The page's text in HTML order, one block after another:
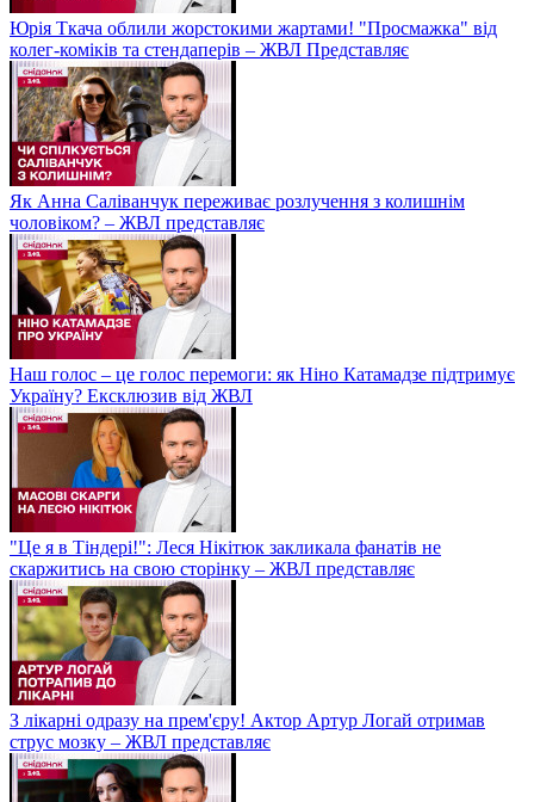
Юрія Ткача облили жорстокими жартами! "Просмажка" від
колег-коміків та стендаперів – ЖВЛ Представляє
Як Анна Саліванчук переживає розлучення з колишнім
чоловіком? – ЖВЛ представляє
Наш голос – це голос перемоги: як Ніно Катамадзе підтримує
Україну? Ексклюзив від ЖВЛ
"Це я в Тіндері!": Леся Нікітюк закликала фанатів не
скаржитись на свою сторінку – ЖВЛ представляє
З лікарні одразу на прем'єру! Актор Артур Логай отримав
струс мозку – ЖВЛ представляє